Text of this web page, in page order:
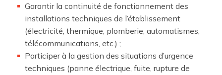
Garantir la continuité de fonctionnement des
installations techniques de l’établissement
(électricité, thermique, plomberie, automatismes,
télécommunications, etc.) ;
Participer à la gestion des situations d’urgence
techniques (panne électrique, fuite, rupture de